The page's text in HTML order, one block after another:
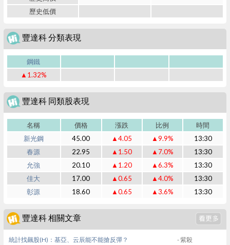
歷史低價
豐達科 分類表現
鋼鐵
▲1.32%
豐達科 同類股表現
名稱 價格 漲跌 比例
時間
新光鋼
45.00 ▲4.05 ▲9.9%
13:30
春源
22.95 ▲1.50 ▲7.0%
13:30
允強
20.10 ▲1.20 ▲6.3%
13:30
佳大
17.00 ▲0.65 ▲4.0%
13:30
彰源
18.60 ▲0.65 ▲3.6% 13:30
豐達科 相關文章
- 紫殺
統計找飆股(H)：基亞、云辰能不能搶反彈？